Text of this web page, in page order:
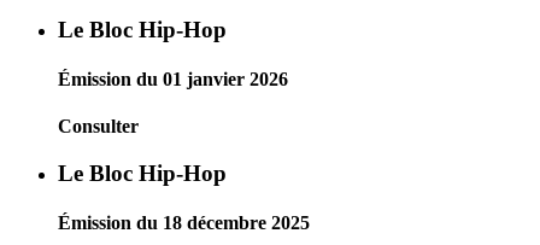
Le Bloc Hip-Hop
Émission du 01 janvier 2026
Consulter
Le Bloc Hip-Hop
Émission du 18 décembre 2025